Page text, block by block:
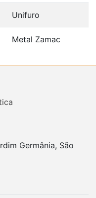
Unifuro
Metal Zamac
Germânia, São